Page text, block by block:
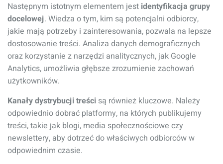
Następnym istotnym elementem jest identyfikacja grupy
docelowej. Wiedza o tym, kim są potencjalni odbiorcy,
jakie mają potrzeby i zainteresowania, pozwala na lepsze
dostosowanie treści. Analiza danych demograficznych
oraz korzystanie z narzędzi analitycznych, jak Google
Analytics, umożliwia głębsze zrozumienie zachowań
użytkowników.
Kanały dystrybucji treści są również kluczowe. Należy
odpowiednio dobrać platformy, na których publikujemy
treści, takie jak blogi, media społecznościowe czy
newslettery, aby dotrzeć do właściwych odbiorców w
odpowiednim czasie.